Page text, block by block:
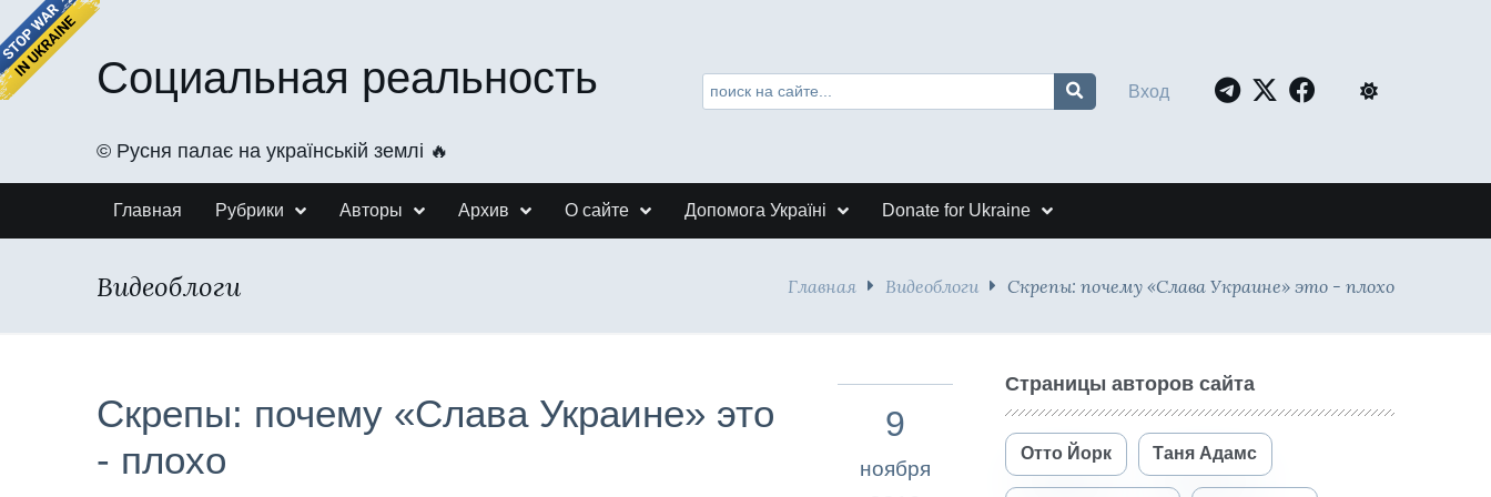
Социальная реальность
©️ Русня палає на українській землі 🔥
Вход
Главная Рубрики Авторы Архив О сайте Допомога Україні Donate for Ukraine
Видеоблоги Главная Видеоблоги Скрепы: почему «Слава Украине» это - плохо
Скрепы: почему «Слава Украине» это
- плохо
9
ноября
Страницы авторов сайта
Отто Йорк Таня Адамс